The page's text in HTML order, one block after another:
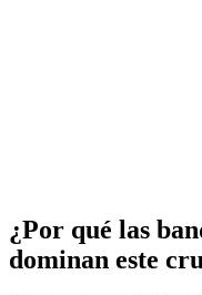
¿Por qué las
dominan este